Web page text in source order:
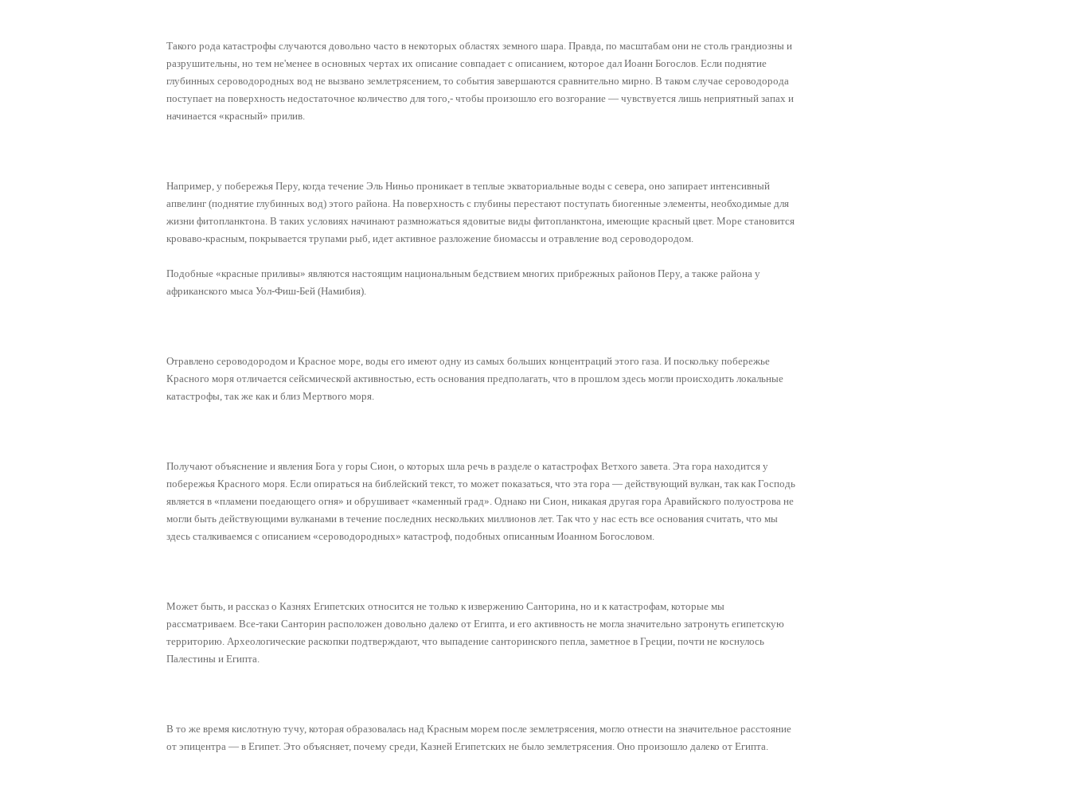
Такого рода катастрофы случаются довольно часто в некоторых областях земного шара. Правда, по масштабам они не столь грандиозны и
разрушительны, но тем не'менее в основных чертах их описание совпадает с описанием, которое дал Иоанн Богослов. Если поднятие
глубинных сероводородных вод не вызвано землетрясением, то события завершаются сравнительно мирно. В таком случае сероводорода
поступает на поверхность недостаточное количество для того,- чтобы произошло его возгорание — чувствуется лишь неприятный запах и
начинается «красный» прилив.
Например, у побережья Перу, когда течение Эль Ниньо проникает в теплые экваториальные воды с севера, оно запирает интенсивный
апвелинг (поднятие глубинных вод) этого района. На поверхность с глубины перестают поступать биогенные элементы, необходимые для
жизни фитопланктона. В таких условиях начинают размножаться ядовитые виды фитопланктона, имеющие красный цвет. Море становится
кроваво-красным, покрывается трупами рыб, идет активное разложение биомассы и отравление вод сероводородом.
Подобные «красные приливы» являются настоящим национальным бедствием многих прибрежных районов Перу, а также района у
африканского мыса Уол-Фиш-Бей (Намибия).
Отравлено сероводородом и Красное море, воды его имеют одну из самых больших концентраций этого газа. И поскольку побережье
Красного моря отличается сейсмической активностью, есть основания предполагать, что в прошлом здесь могли происходить локальные
катастрофы, так же как и близ Мертвого моря.
Получают объяснение и явления Бога у горы Сион, о которых шла речь в разделе о катастрофах Ветхого завета. Эта гора находится у
побережья Красного моря. Если опираться на библейский текст, то может показаться, что эта гора — действующий вулкан, так как Господь
является в «пламени поедающего огня» и обрушивает «каменный град». Однако ни Сион, никакая другая гора Аравийского полуострова не
могли быть действующими вулканами в течение последних нескольких миллионов лет. Так что у нас есть все основания считать, что мы
здесь сталкиваемся с описанием «сероводородных» катастроф, подобных описанным Иоанном Богословом.
Может быть, и рассказ о Казнях Египетских относится не только к извержению Санторина, но и к катастрофам, которые мы
рассматриваем. Все-таки Санторин расположен довольно далеко от Египта, и его активность не могла значительно затронуть египетскую
территорию. Археологические раскопки подтверждают, что выпадение санторинского пепла, заметное в Греции, почти не коснулось
Палестины и Египта.
В то же время кислотную тучу, которая образовалась над Красным морем после землетрясения, могло отнести на значительное расстояние
от эпицентра — в Египет. Это объясняет, почему среди, Казней Египетских не было землетрясения. Оно произошло далеко от Египта.